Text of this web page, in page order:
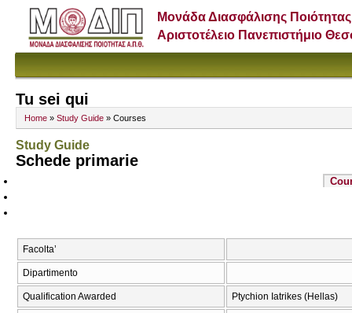
Μονάδα Διασφάλισης Ποιότητας
Αριστοτέλειο Πανεπιστήμιο
Tu sei qui
Home » Study Guide » Courses
Study Guide
Schede primarie
Facolta’
Dipartimento
Qualification Awarded Ptychion Iatrikes (Hellas)